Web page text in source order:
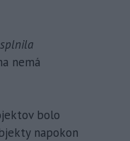
nemá
bolo
napokon